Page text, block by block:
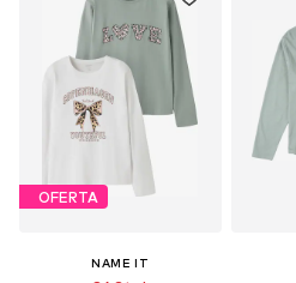
OFERTA
NAME IT